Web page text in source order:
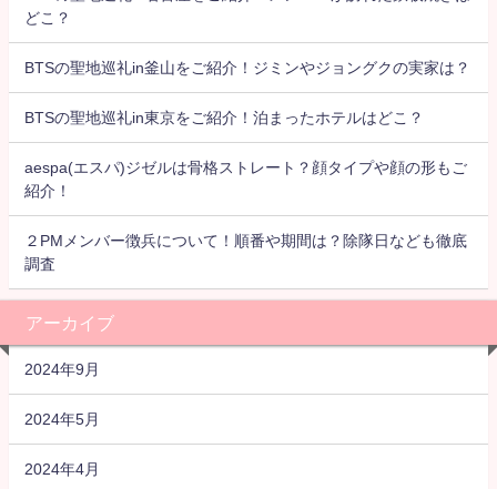
どこ？
BTSの聖地巡礼in釜山をご紹介！ジミンやジョングクの実家は？
BTSの聖地巡礼in東京をご紹介！泊まったホテルはどこ？
aespa(エスパ)ジゼルは骨格ストレート？顔タイプや顔の形もご
紹介！
２PMメンバー徴兵について！順番や期間は？除隊日なども徹底
調査
アーカイブ
2024年9月
2024年5月
2024年4月